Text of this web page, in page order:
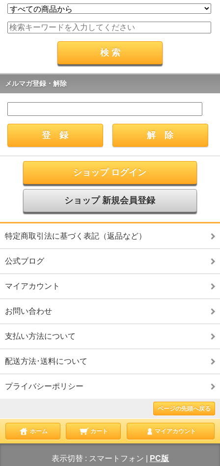
メルマガ登録・解除
ショップ ログイン
ショップ 新規会員登録
特定商取引法に基づく表記（返品など）
公式ブログ
マイアカウント
お問い合わせ
支払い方法について
配送方法･送料について
プライバシーポリシー
ページの先頭へ戻る
ホーム カート マイアカウント
表示切替 : スマートフォン PC版